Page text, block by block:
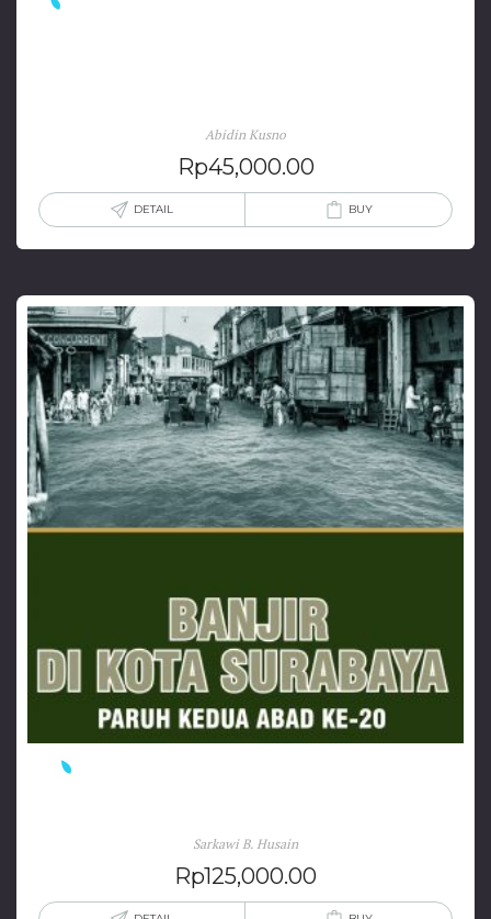
Abidin Kusno
Rp45,000.00
DETAIL BUY
Sarkawi B. Husain
Rp125,000.00